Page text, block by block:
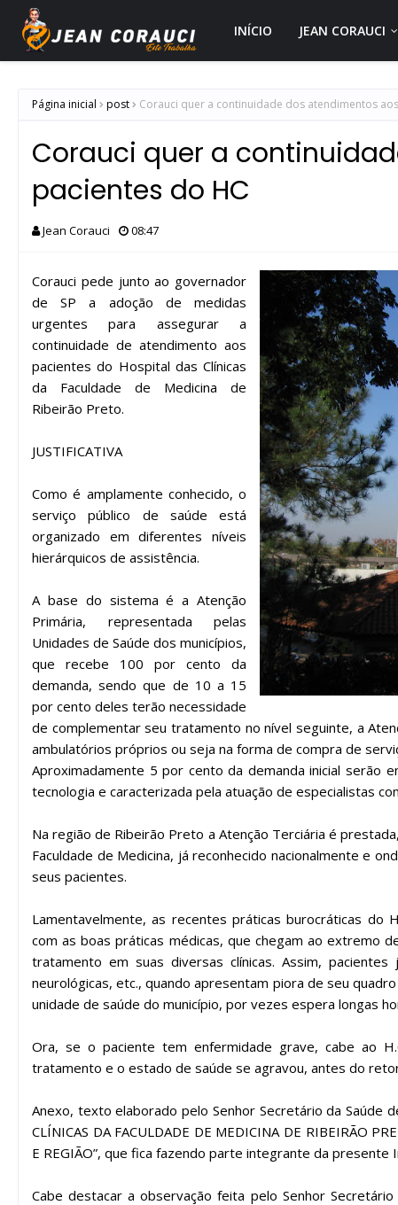
INÍCIO JEAN CORAUCI
Página inicial post Corauci quer a continuidade dos atendimentos
Corauci quer a
pacientes do HC
Jean Corauci 08:47
Corauci pede junto ao governador
de SP a adoção de medidas
urgentes para assegurar a
continuidade de atendimento aos
pacientes do Hospital das Clínicas
da Faculdade de Medicina de
Ribeirão Preto.
JUSTIFICATIVA
Como é amplamente conhecido, o
serviço público de saúde está
organizado em diferentes níveis
hierárquicos de assistência.
A base do sistema é a Atenção
Primária, representada pelas
Unidades de Saúde dos municípios,
que recebe 100 por cento da
demanda, sendo que de 10 a 15
por cento deles terão necessidade
de complementar seu tratamento no nível seguinte, a
ambulatórios próprios ou seja na forma de compra de
Aproximadamente 5 por cento da demanda inicial serão
tecnologia e caracterizada pela atuação de especialistas
Na região de Ribeirão Preto a Atenção Terciária é
Faculdade de Medicina, já reconhecido nacionalmente e
seus pacientes.
Lamentavelmente, as recentes práticas burocráticas do
com as boas práticas médicas, que chegam ao extremo
tratamento em suas diversas clínicas. Assim,
neurológicas, etc., quando apresentam piora de seu
unidade de saúde do município, por vezes espera longas
Ora, se o paciente tem enfermidade grave, cabe ao
tratamento e o estado de saúde se agravou, antes do
Anexo, texto elaborado pelo Senhor Secretário da Saúde
CLÍNICAS DA FACULDADE DE MEDICINA DE RIBEIRÃO
E REGIÃO”, que fica fazendo parte integrante da presente
Cabe destacar a observação feita pelo Senhor